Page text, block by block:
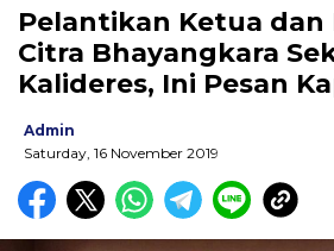
Pelantikan Ketua dan
Citra Bhayangkara
Kalideres, Ini Pesan
Admin
Saturday, 16 November 2019